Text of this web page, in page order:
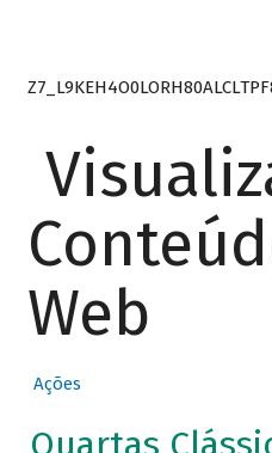
Web
Ações